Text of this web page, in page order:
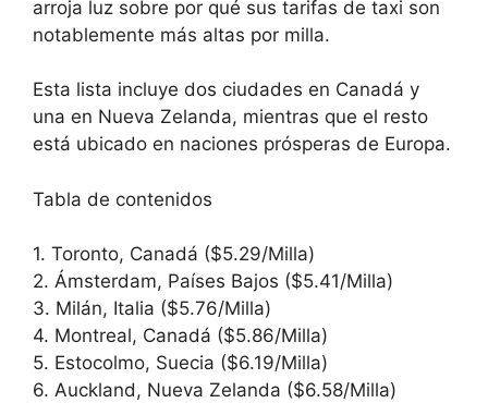
arroja luz sobre por qué sus tarifas de taxi son
notablemente más altas por milla.
Esta lista incluye dos ciudades en Canadá y
una en Nueva Zelanda, mientras que el resto
está ubicado en naciones prósperas de Europa.
Tabla de contenidos
1. Toronto, Canadá ($5.29/Milla)
2. Ámsterdam, Países Bajos ($5.41/Milla)
3. Milán, Italia ($5.76/Milla)
4. Montreal, Canadá ($5.86/Milla)
5. Estocolmo, Suecia ($6.19/Milla)
6. Auckland, Nueva Zelanda ($6.58/Milla)